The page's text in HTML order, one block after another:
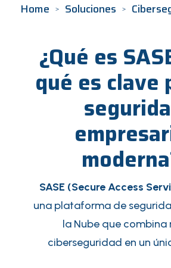
Home Soluciones
¿Qué es
qué es clave
SASE (Secure Access
una plataforma de
la Nube que combina
ciberseguridad en un